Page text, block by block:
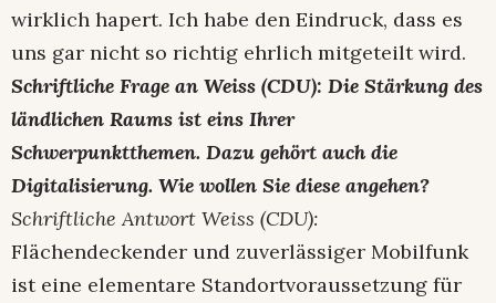
wirklich hapert. Ich habe den Eindruck, dass es
uns gar nicht so richtig ehrlich mitgeteilt wird.
Schriftliche Frage an Weiss (CDU): Die Stärkung des
ländlichen Raums ist eins Ihrer
Schwerpunktthemen. Dazu gehört auch die
Digitalisierung. Wie wollen Sie diese angehen?
Schriftliche Antwort Weiss (CDU):
Flächendeckender und zuverlässiger Mobilfunk
ist eine elementare Standortvoraussetzung für